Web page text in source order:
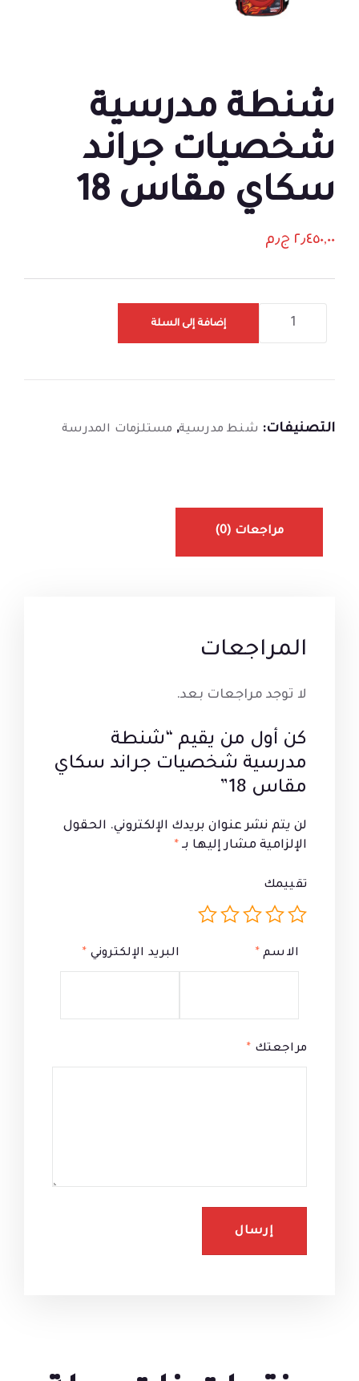
شنطة مدرسية
شخصيات جراند
سكاي مقاس 18
٢٫٤٥٠,٠٠ ج٫م
إضافة إلى السلة
التصنيفات: شنط مدرسية, مستلزمات المدرسة
مراجعات (0)
المراجعات
لا توجد مراجعات بعد.
كن أول من يقيم “شنطة
مدرسية شخصيات جراند سكاي
مقاس 18”
لن يتم نشر عنوان بريدك الإلكتروني. الحقول
الإلزامية مشار إليها بـ *
تقييمك
مراجعتك *
الاسم * البريد الإلكتروني *